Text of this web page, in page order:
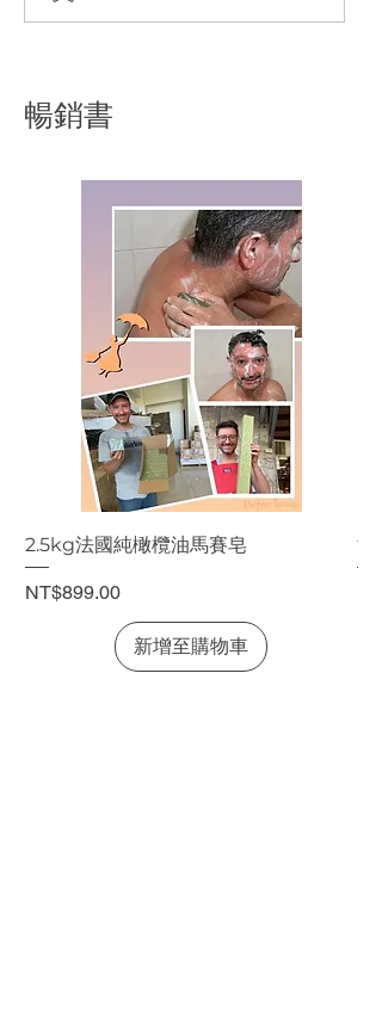
暢銷書
2.5kg法國純橄欖油馬賽皂
價格
NT$899.00
新增至購物車
法